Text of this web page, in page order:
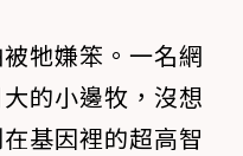
牠嫌笨。一名網
的小邊牧，沒想
基因裡的超高智